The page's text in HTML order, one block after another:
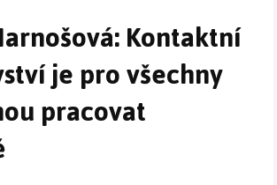
Kontaktní
je pro všechny
pracovat